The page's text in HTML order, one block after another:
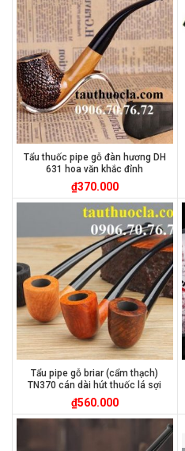
Tẩu thuốc pipe gỗ đàn hương DH
631 hoa văn khắc đỉnh
₫370.000
Tẩu pipe gỗ briar (cẩm thạch)
TN370 cán dài hút thuốc lá sợi
₫560.000